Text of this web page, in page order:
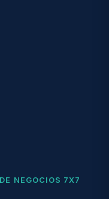
NEGOCIOS 7X7